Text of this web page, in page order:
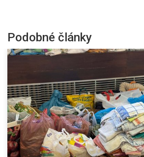
Podobné články